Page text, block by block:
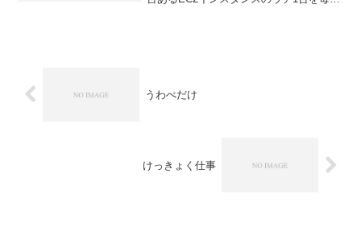
うわべだけ
けっきょく仕事